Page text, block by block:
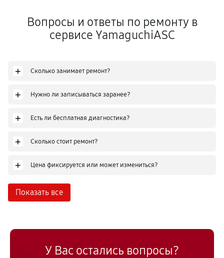
Вопросы и ответы по ремонту в
сервисе YamaguchiASC
+ Сколько занимает ремонт?
+ Нужно ли записываться заранее?
+ Есть ли бесплатная диагностика?
+ Сколько стоит ремонт?
+ Цена фиксируется или может измениться?
Показать все
У Вас остались вопросы?